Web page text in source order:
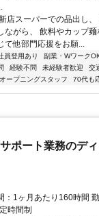
店スーパーでの品出し
ながら、 飲料やカップ
て他部門応援をお願...
員登用あり 副業・Wワーク
経験不問 未経験者歓迎 交
オープニングスタッフ 70代も
ポート業務のデ
：1ヶ月あたり160時間
時間制